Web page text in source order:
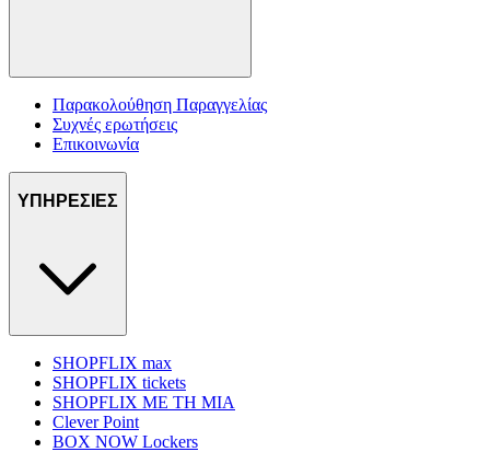
Παρακολούθηση Παραγγελίας
Συχνές ερωτήσεις
Επικοινωνία
ΥΠΗΡΕΣΙΕΣ
SHOPFLIX max
SHOPFLIX tickets
SHOPFLIX ΜΕ ΤΗ ΜΙΑ
Clever Point
BOX NOW Lockers